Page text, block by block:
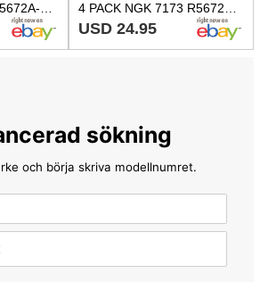
10 pc NGK 7173 R5672A-8 V-Power Racing Spark Plugs for W3D W24EP-U C61YC wg 4 PACK NGK 7173 R5672A-8 V-Power Racing Spark Plugs for W3D W24EP-U C61YC C61Y
USD 24.95
sökning
och börja skriva modellnumret.